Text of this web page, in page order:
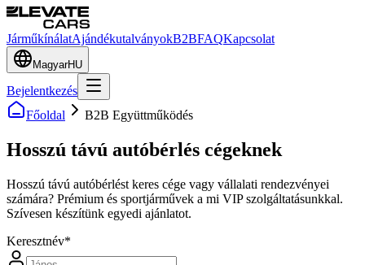
JárműkínálatAjándékutalványokB2BFAQKapcsolat
MagyarHU
Bejelentkezés
Főoldal
B2B Együttműködés
Hosszú távú autóbérlés cégeknek
Hosszú távú autóbérlést keres cége vagy vállalati rendezvényei
számára? Prémium és sportjárművek a mi VIP szolgáltatásunkkal.
Szívesen készítünk egyedi ajánlatot.
Keresztnév*